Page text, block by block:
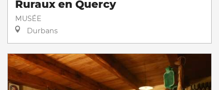
Ruraux en Quercy
MUSÉE
Durbans